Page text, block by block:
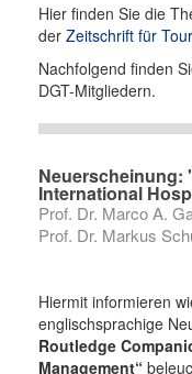
Hier finden Sie die
der Zeitschrift für
Nachfolgend finden
DGT-Mitgliedern.
Neuerscheinung:
International
Prof. Dr. Marco A.
Prof. Dr. Markus
Hiermit informieren
englischsprachige
Routledge
Management“